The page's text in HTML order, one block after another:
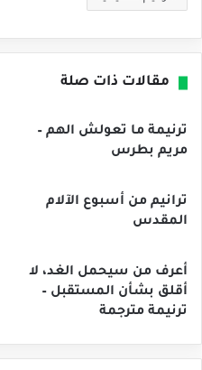
مقالات ذات صلة
ترنيمة ما تعولش الهم –
مريم بطرس
ترانيم من أسبوع الآلام
المقدس
أعرف من سيحمل الغد، لا
أقلق بشأن المستقبل –
ترنيمة مترجمة